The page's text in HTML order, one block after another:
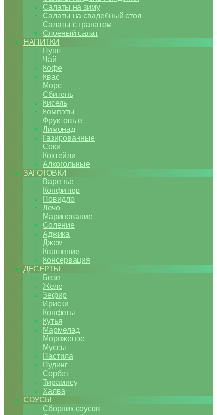
Салаты на зиму
Салаты на свадебный стол
Салаты с гранатом
Слоеный салат
НАПИТКИ
Пунш
Чай
Кофе
Квас
Морс
Сбитень
Кисель
Компоты
Фруктовые
Лимонад
Газированные
Соки
Коктейли
Алкогольные
ЗАГОТОВКИ
Варенье
Конфитюр
Повидло
Лечо
Маринование
Соление
Аджика
Джем
Квашение
Консервация
ДЕСЕРТЫ
Безе
Желе
Зефир
Ириски
Конфеты
Кутья
Мармелад
Мороженое
Муссы
Пастила
Пудинг
Сорбет
Тирамису
Халва
СОУСЫ
Сборник соусов